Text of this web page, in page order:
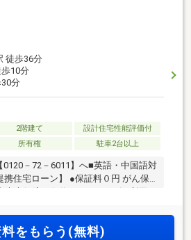
徒歩36分
10分
分
2階建て
設計住宅性能評価付
所有権 駐車2台以上
－72－6011】へ■英語・中国語対
携住宅ローン】 ●保証料０円 がん保
葉に感謝してこれからも楽しく素敵
す。お家探しを始めてみようと思わ
料をもらう(無料)